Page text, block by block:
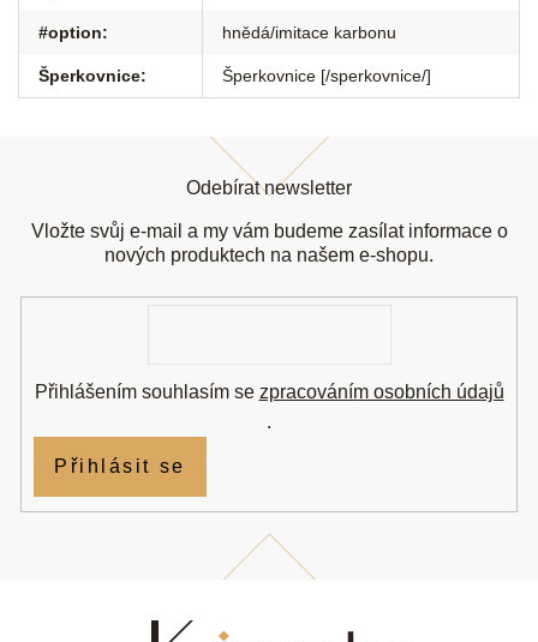
#option: hnědá/imitace karbonu
Šperkovnice: Šperkovnice [/sperkovnice/]
Odebírat newsletter
Vložte svůj e-mail a my vám budeme zasílat informace o
nových produktech na našem e-shopu.
Přihlášením souhlasím se zpracováním osobních údajů
.
Přihlásit se